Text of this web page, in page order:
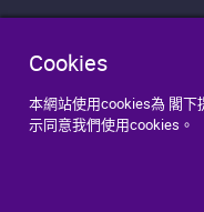
Cookies
本網站使用cookies為 閣
示同意我們使用cookies。